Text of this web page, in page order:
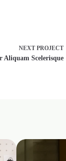
NEXTPROJECT
Aliquam Scelerisque